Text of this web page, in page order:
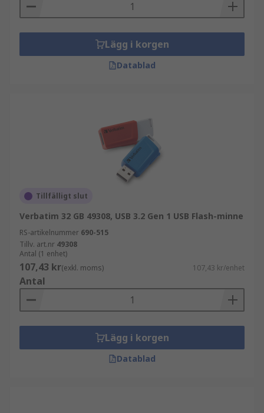
enheten som kräver en nyckel för att låsas upp.
Funktioner och fördelar med USB-minnen?
Lagra musik, foton, filer och många andra
mediakällor. Tillgängliga i en rad kapaciteter för
Lägg i korgen
Datablad
Tillfälligt slut
Verbatim 32 GB 49308, USB 3.2 Gen 1 USB Flash-minne
RS-artikelnummer 690-515
Tillv. art.nr 49308
Antal (1 enhet)
107,43 kr(exkl. moms) 107,43 kr/enhet
Antal
Lägg i korgen
Datablad